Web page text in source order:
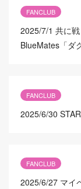
FANCLUB
2025/7/1 共に
BlueMates「ダ
FANCLUB
2025/6/30
FANCLUB
2025/6/27 マイ